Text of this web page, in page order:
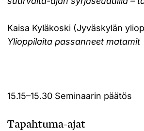
Kaisa Kyläkoski (Jyväskylän
Ylioppilaita passanneet matamit
15.15–15.30 Seminaarin päätös
Tapahtuma-ajat